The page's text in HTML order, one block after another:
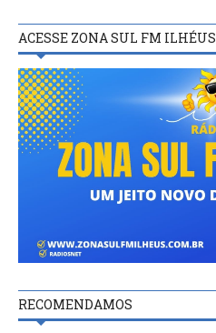
ACESSE ZONA SUL FM ILHÉUS
RECOMENDAMOS